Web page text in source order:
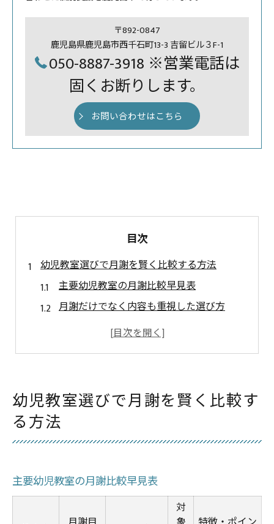
〒892-0847
鹿児島県鹿児島市西千石町13-3 吉留ビル３F-1
050-8887-3918 ※営業電話は
固くお断りします。
お問い合わせはこちら
目次
幼児教室選びで月謝を賢く比較する方法
主要幼児教室の月謝比較早見表
月謝だけでなく内容も重視した選び方
体験レッスンを活用した教室選びのコツ
月謝と内容で比較する幼児教室のポイント
各幼児教室のコース内容と月謝一覧
教材費や入会金も含めた総費用の考え方
家庭の希望に合うコースを見つける方法
月謝の違いで生まれる学びの差とは
鹿児島市で幼児教室に通う家庭が注目する基準
幼児教室選びで月謝を賢く比較す
る方法
主要幼児教室の月謝比較早見表
対